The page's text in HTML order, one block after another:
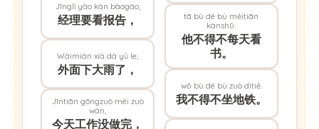
Jīnglǐ yào kàn bàogào,
经理要看报告，
Wàimiàn xià dà yǔ le,
外面下大雨了，
Jīntiān gōngzuò méi zuò
wán,
今天工作没做完，
tā bù dé bù měitiān
kànshū.
他不得不每天看
书。
wǒ bù dé bù zuò dìtiě.
我不得不坐地铁。